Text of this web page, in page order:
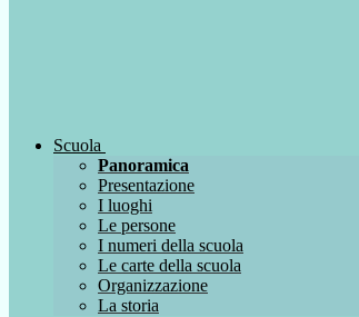
Scuola
Panoramica
Presentazione
I luoghi
Le persone
I numeri della scuola
Le carte della scuola
Organizzazione
La storia